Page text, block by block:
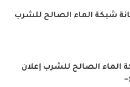
شبكة الماء الصالح للشرب
الماء الصالح للشرب إعلان